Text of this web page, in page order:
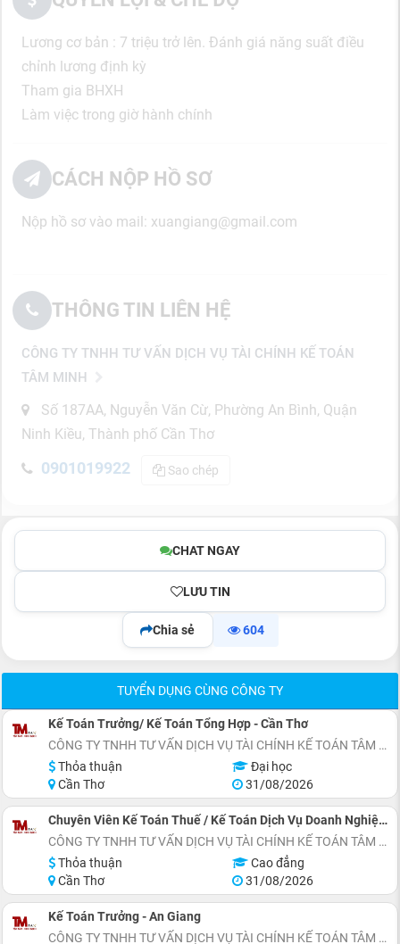
Lương cơ bản : 7 triệu trở lên. Đánh giá năng suất điều
chỉnh lương định kỳ
Tham gia BHXH
Làm việc trong giờ hành chính
CÁCH NỘP HỒ SƠ
Nộp hồ sơ vào mail: xuangiang@gmail.com
THÔNG TIN LIÊN HỆ
CÔNG TY TNHH TƯ VẤN DỊCH VỤ TÀI CHÍNH KẾ TOÁN
TÂM MINH
Số 187AA, Nguyễn Văn Cừ, Phường An Bình, Quận
Ninh Kiều, Thành phố Cần Thơ
0901019922 Sao chép
CHAT NGAY
LƯU TIN
Chia sẻ 604
TUYỂN DỤNG CÙNG CÔNG TY
Kế Toán Trưởng/ Kế Toán Tổng Hợp - Cần Thơ
CÔNG TY TNHH TƯ VẤN DỊCH VỤ TÀI CHÍNH KẾ TOÁN TÂM MINH
Thỏa thuận
Đại học
Cần Thơ
31/08/2026
Chuyên Viên Kế Toán Thuế / Kế Toán Dịch Vụ Doanh Nghiệp - Cần Thơ
CÔNG TY TNHH TƯ VẤN DỊCH VỤ TÀI CHÍNH KẾ TOÁN TÂM MINH
Thỏa thuận
Cao đẳng
Cần Thơ
31/08/2026
Kế Toán Trưởng - An Giang
CÔNG TY TNHH TƯ VẤN DỊCH VỤ TÀI CHÍNH KẾ TOÁN TÂM MINH